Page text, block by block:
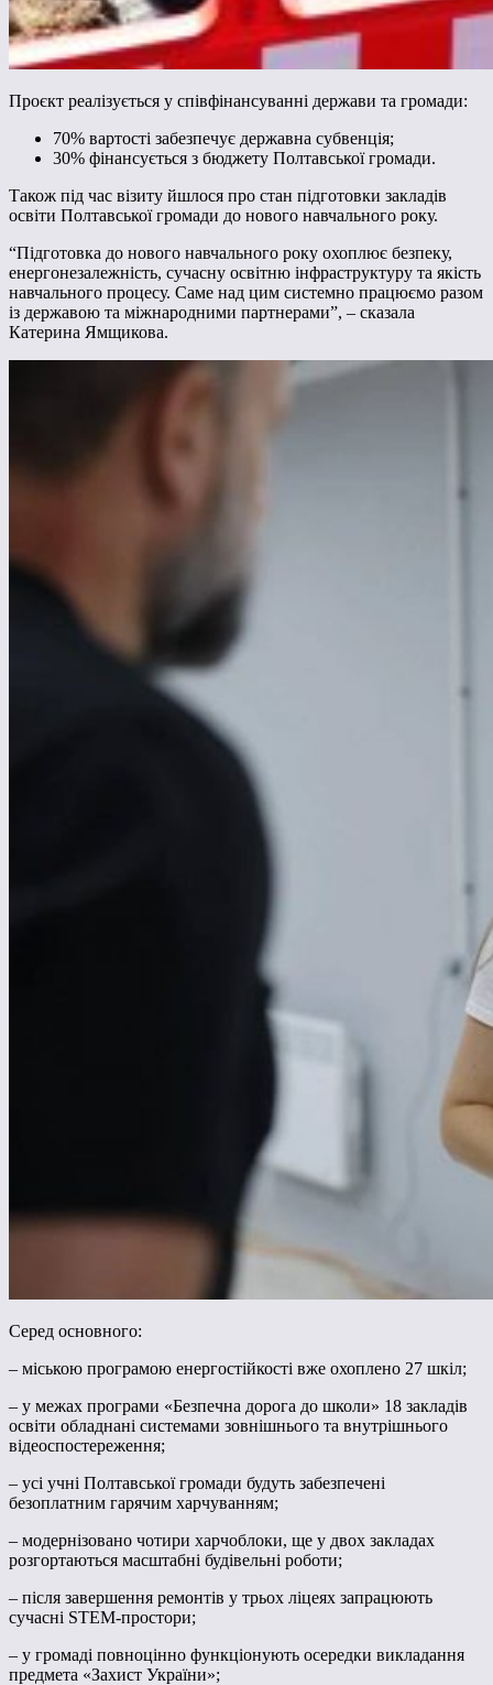
Проєкт реалізується у співфінансуванні держави та громади:
70% вартості забезпечує державна субвенція;
30% фінансується з бюджету Полтавської громади.
Також під час візиту йшлося про стан підготовки закладів
освіти Полтавської громади до нового навчального року.
“Підготовка до нового навчального року охоплює безпеку,
енергонезалежність, сучасну освітню інфраструктуру та якість
навчального процесу. Саме над цим системно працюємо разом
із державою та міжнародними партнерами”, – сказала
Катерина Ямщикова.
Серед основного:
– міською програмою енергостійкості вже охоплено 27 шкіл;
– у межах програми «Безпечна дорога до школи» 18 закладів
освіти обладнані системами зовнішнього та внутрішнього
відеоспостереження;
– усі учні Полтавської громади будуть забезпечені
безоплатним гарячим харчуванням;
– модернізовано чотири харчоблоки, ще у двох закладах
розгортаються масштабні будівельні роботи;
– після завершення ремонтів у трьох ліцеях запрацюють
сучасні STEM-простори;
– у громаді повноцінно функціонують осередки викладання
предмета «Захист України»;